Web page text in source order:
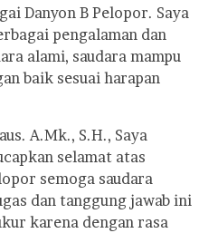
Danyon B Pelopor. Saya
pengalaman dan
alami, saudara mampu
baik sesuai harapan
A.Mk., S.H., Saya
selamat atas
semoga saudara
dan tanggung jawab ini
karena dengan rasa